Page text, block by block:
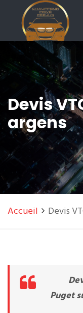
Devis
argens
Accueil Devis
Puget